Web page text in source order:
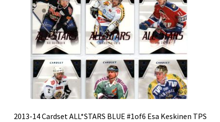
2013-14 Cardset ALL*STARS BLUE #1of6 Esa Keskinen TPS